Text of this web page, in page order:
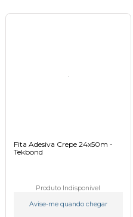
Fita Adesiva Crepe 24x50m -
Tekbond
Produto Indisponível
Avise-me quando chegar